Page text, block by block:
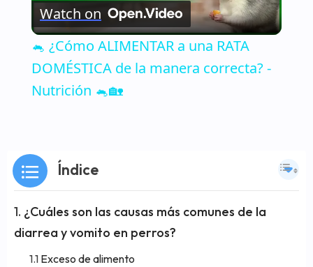
Video
Watch on
🐁 ¿Cómo ALIMENTAR a una RATA
DOMÉSTICA de la manera correcta? -
Nutrición 🐁🏡
Índice
¿Cuáles son las causas más comunes de la
diarrea y vomito en perros?
Exceso de alimento